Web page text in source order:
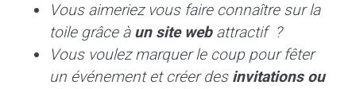
Vous aimeriez vous faire connaître sur la
toile grâce à un site webattractif ?
Vous voulez marquer le coup pour fêter
un événement et créer des invitations ou